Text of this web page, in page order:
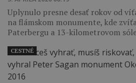
Uplynulo presne desať rokov od
na flámskom monumente, kde
Paterbergu a 13-kilometrovom
CESTNÉ